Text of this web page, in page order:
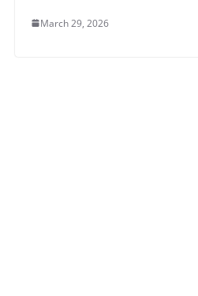
March 29, 2026